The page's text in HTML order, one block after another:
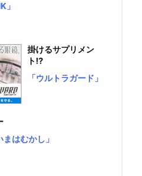
」
掛けるサプリメン
ト⁉
「ウルトラガード」
まはむかし」